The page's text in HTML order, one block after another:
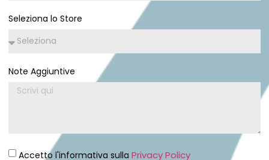
Seleziona lo Store
Note Aggiuntive
Accetto l'informativa sulla Privacy Policy